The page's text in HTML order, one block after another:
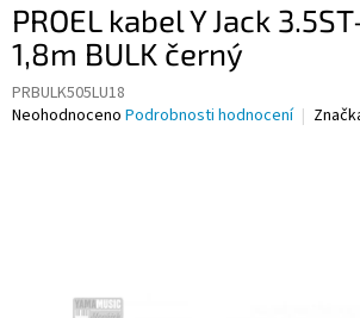
PROEL kabel Y Jack
1,8m BULK černý
PRBULK505LU18
Průměrné
Neohodnoceno Podrobnosti hodnocení